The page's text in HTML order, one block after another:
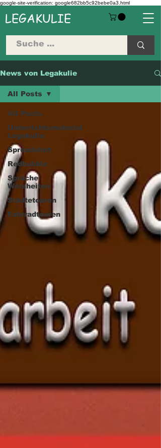
google-site-verification: google682bb5c92bebe0a3.html
LEGAKULIE
News von Legakulie
All Posts
Unterrichtsmaterial
Legakulie
Spreadshirt
Redbubble
Sprüche
Weisheiten
Städtetouren
Fahrradtouren
All Posts